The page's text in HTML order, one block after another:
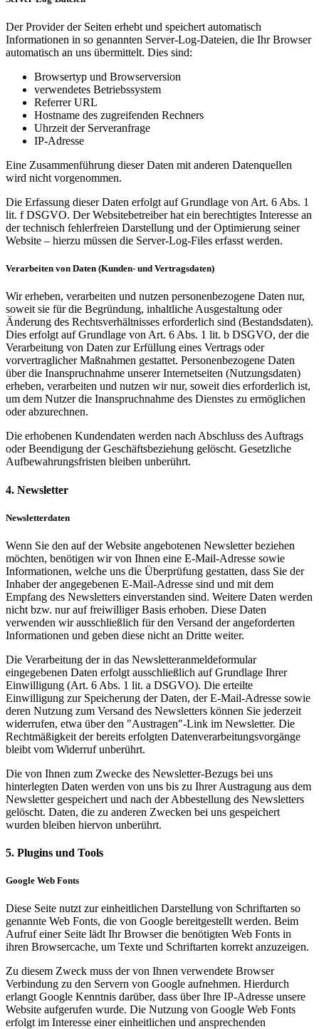
Der Provider der Seiten erhebt und speichert automatisch
Informationen in so genannten Server-Log-Dateien, die Ihr Browser
automatisch an uns übermittelt. Dies sind:
Browsertyp und Browserversion
verwendetes Betriebssystem
Referrer URL
Hostname des zugreifenden Rechners
Uhrzeit der Serveranfrage
IP-Adresse
Eine Zusammenführung dieser Daten mit anderen Datenquellen
wird nicht vorgenommen.
Die Erfassung dieser Daten erfolgt auf Grundlage von Art. 6 Abs. 1
lit. f DSGVO. Der Websitebetreiber hat ein berechtigtes Interesse an
der technisch fehlerfreien Darstellung und der Optimierung seiner
Website – hierzu müssen die Server-Log-Files erfasst werden.
Verarbeiten von Daten (Kunden- und Vertragsdaten)
Wir erheben, verarbeiten und nutzen personenbezogene Daten nur,
soweit sie für die Begründung, inhaltliche Ausgestaltung oder
Änderung des Rechtsverhältnisses erforderlich sind (Bestandsdaten).
Dies erfolgt auf Grundlage von Art. 6 Abs. 1 lit. b DSGVO, der die
Verarbeitung von Daten zur Erfüllung eines Vertrags oder
vorvertraglicher Maßnahmen gestattet. Personenbezogene Daten
über die Inanspruchnahme unserer Internetseiten (Nutzungsdaten)
erheben, verarbeiten und nutzen wir nur, soweit dies erforderlich ist,
um dem Nutzer die Inanspruchnahme des Dienstes zu ermöglichen
oder abzurechnen.
Die erhobenen Kundendaten werden nach Abschluss des Auftrags
oder Beendigung der Geschäftsbeziehung gelöscht. Gesetzliche
Aufbewahrungsfristen bleiben unberührt.
4. Newsletter
Newsletterdaten
Wenn Sie den auf der Website angebotenen Newsletter beziehen
möchten, benötigen wir von Ihnen eine E-Mail-Adresse sowie
Informationen, welche uns die Überprüfung gestatten, dass Sie der
Inhaber der angegebenen E-Mail-Adresse sind und mit dem
Empfang des Newsletters einverstanden sind. Weitere Daten werden
nicht bzw. nur auf freiwilliger Basis erhoben. Diese Daten
verwenden wir ausschließlich für den Versand der angeforderten
Informationen und geben diese nicht an Dritte weiter.
Die Verarbeitung der in das Newsletteranmeldeformular
eingegebenen Daten erfolgt ausschließlich auf Grundlage Ihrer
Einwilligung (Art. 6 Abs. 1 lit. a DSGVO). Die erteilte
Einwilligung zur Speicherung der Daten, der E-Mail-Adresse sowie
deren Nutzung zum Versand des Newsletters können Sie jederzeit
widerrufen, etwa über den "Austragen"-Link im Newsletter. Die
Rechtmäßigkeit der bereits erfolgten Datenverarbeitungsvorgänge
bleibt vom Widerruf unberührt.
Die von Ihnen zum Zwecke des Newsletter-Bezugs bei uns
hinterlegten Daten werden von uns bis zu Ihrer Austragung aus dem
Newsletter gespeichert und nach der Abbestellung des Newsletters
gelöscht. Daten, die zu anderen Zwecken bei uns gespeichert
wurden bleiben hiervon unberührt.
5. Plugins und Tools
Google Web Fonts
Diese Seite nutzt zur einheitlichen Darstellung von Schriftarten so
genannte Web Fonts, die von Google bereitgestellt werden. Beim
Aufruf einer Seite lädt Ihr Browser die benötigten Web Fonts in
ihren Browsercache, um Texte und Schriftarten korrekt anzuzeigen.
Zu diesem Zweck muss der von Ihnen verwendete Browser
Verbindung zu den Servern von Google aufnehmen. Hierdurch
erlangt Google Kenntnis darüber, dass über Ihre IP-Adresse unsere
Website aufgerufen wurde. Die Nutzung von Google Web Fonts
erfolgt im Interesse einer einheitlichen und ansprechenden